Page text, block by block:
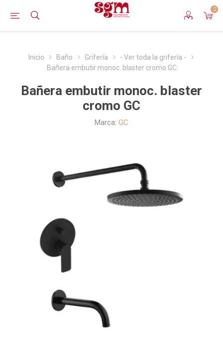
0
Inicio Baño Grifería
- Ver toda la grifería -
Bañera embutir monoc. blaster cromo GC
Bañera embutir monoc. blaster
cromo GC
Marca: GC